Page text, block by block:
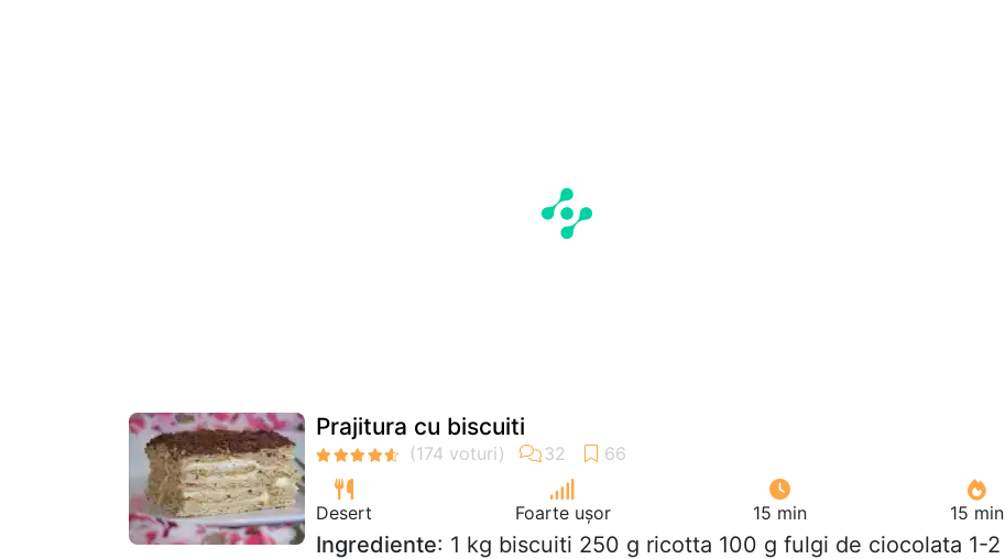
Prajitura cu biscuiti
Desert Foarte ușor 15 min 15 min
Ingrediente: 1 kg biscuiti 250 g ricotta 100 g fulgi de ciocolata 1-2